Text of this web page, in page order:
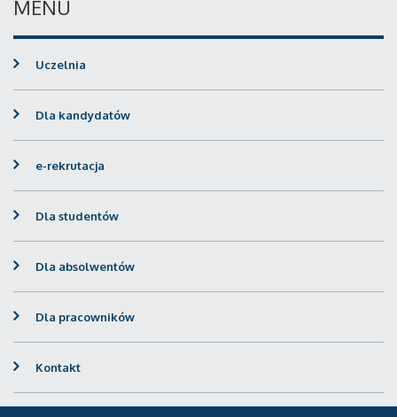
MENU
Uczelnia
Dla kandydatów
e-rekrutacja
Dla studentów
Dla absolwentów
Dla pracowników
Kontakt